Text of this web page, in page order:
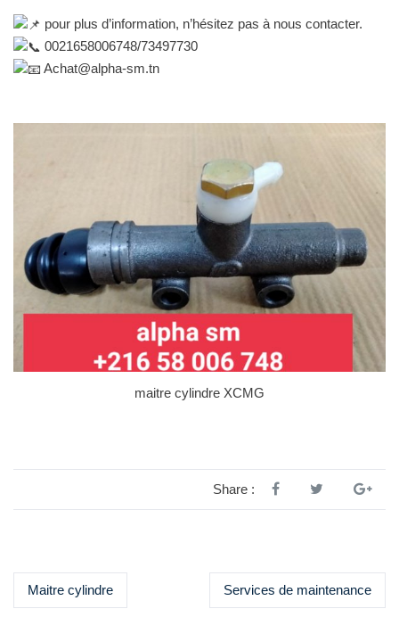
pour plus d’information, n’hésitez pas à nous contacter.
0021658006748/73497730
Achat@alpha-sm.tn
maitre cylindre XCMG
Share :
Maitre cylindre Services de maintenance